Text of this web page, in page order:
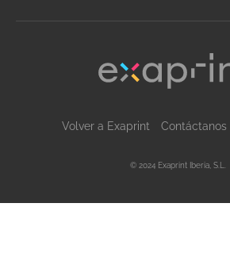
Volver a Exaprint Contáctanos
© 2024 Exaprint Iberia, S.L.